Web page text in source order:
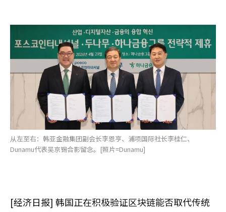
从左至右：韩亚金融集团副会长李恩亨、浦项国际社长李桂仁、
Dunamu代表吴京锡合影留念。[照片=Dunamu]
[经济日报] 韩国正在积极验证区块链能否取代传统